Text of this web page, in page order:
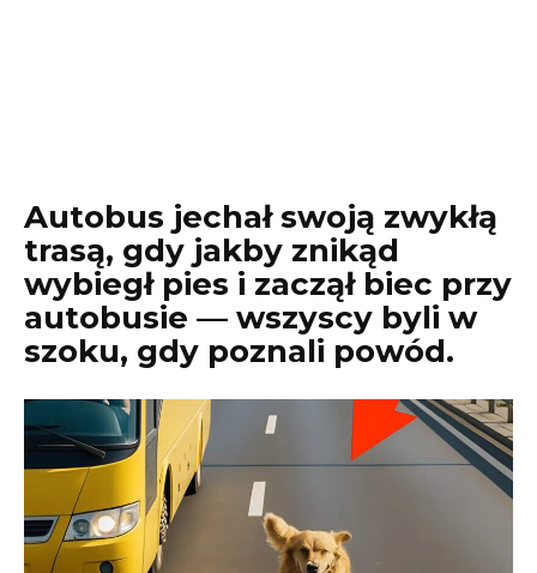
Autobus jechał swoją zwykłą
trasą, gdy jakby znikąd
wybiegł pies i zaczął biec przy
autobusie — wszyscy byli w
szoku, gdy poznali powód.